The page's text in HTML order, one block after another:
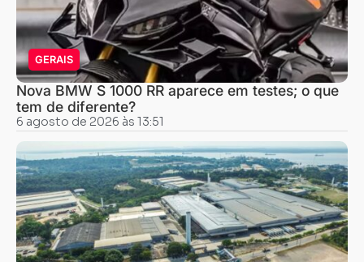
GERAIS
Nova BMW S 1000 RR aparece em testes; o que
tem de diferente?
6 agosto de 2026 às 13:51